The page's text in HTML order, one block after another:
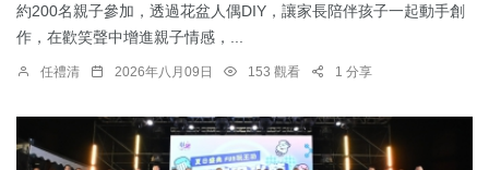
約200名親子參加，透過花盆人偶DIY，讓家長陪伴孩子一起動手創
作，在歡笑聲中增進親子情感，...
任禮清 2026年八月09日 153 觀看 1 分享